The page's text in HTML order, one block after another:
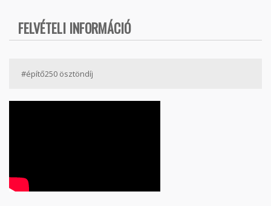
FELVÉTELI INFORMÁCIÓ
#építő250 ösztöndíj